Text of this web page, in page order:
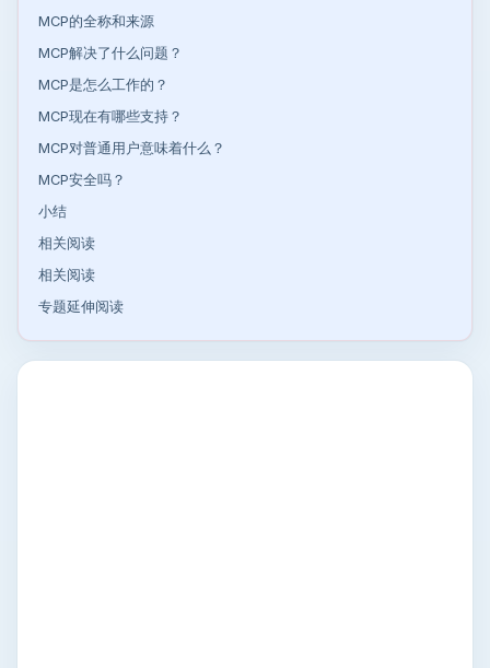
MCP的全称和来源
MCP解决了什么问题？
MCP是怎么工作的？
MCP现在有哪些支持？
MCP对普通用户意味着什么？
MCP安全吗？
小结
相关阅读
相关阅读
专题延伸阅读